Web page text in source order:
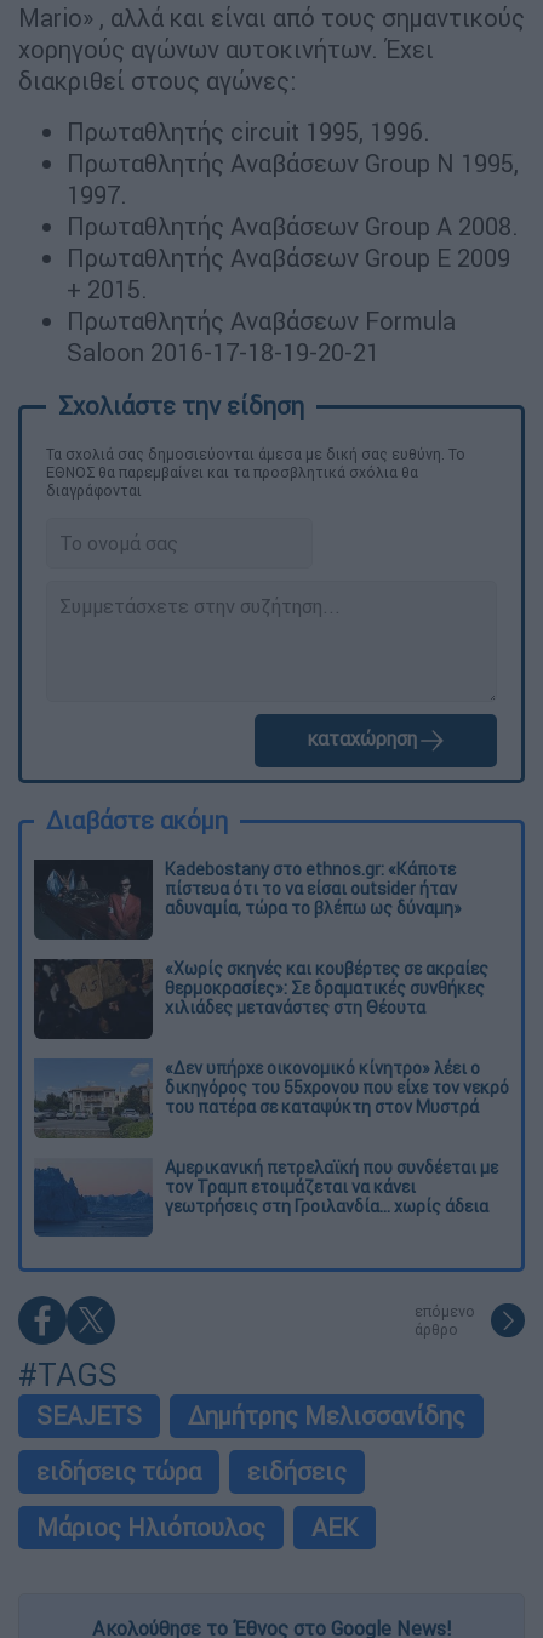
Mario» , αλλά και είναι από τους σημαντικούς
χορηγούς αγώνων αυτοκινήτων. Έχει
διακριθεί στους αγώνες:
Πρωταθλητής circuit 1995, 1996.
Πρωταθλητής Αναβάσεων Group N 1995,
1997.
Πρωταθλητής Αναβάσεων Group A 2008.
Πρωταθλητής Αναβάσεων Group E 2009
+ 2015.
Πρωταθλητής Αναβάσεων Formula
Saloon 2016-17-18-19-20-21
Τα σχολιά σας δημοσιεύονται άμεσα με δική σας ευθύνη. Το
ΕΘΝΟΣ θα παρεμβαίνει και τα προσβλητικά σχόλια θα
διαγράφονται
καταχώρηση
Διαβάστε ακόμη
Kadebostany στο ethnos.gr: «Κάποτε
πίστευα ότι το να είσαι outsider ήταν
αδυναμία, τώρα το βλέπω ως δύναμη»
«Χωρίς σκηνές και κουβέρτες σε ακραίες
θερμοκρασίες»: Σε δραματικές συνθήκες
χιλιάδες μετανάστες στη Θέουτα
«Δεν υπήρχε οικονομικό κίνητρο» λέει ο
δικηγόρος του 55χρονου που είχε τον νεκρό
του πατέρα σε καταψύκτη στον Μυστρά
Αμερικανική πετρελαϊκή που συνδέεται με
τον Τραμπ ετοιμάζεται να κάνει
γεωτρήσεις στη Γροιλανδία... χωρίς άδεια
επόμενο
άρθρο
#TAGS
SEAJETS
Δημήτρης Μελισσανίδης
ειδήσεις τώρα
ειδήσεις
Μάριος Ηλιόπουλος
ΑΕΚ
Ακολούθησε το Έθνος στο Google News!